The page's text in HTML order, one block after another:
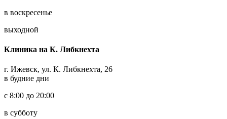
в воскресенье
выходной
Клиника на К. Либкнехта
г. Ижевск, ул. К. Либкнехта, 26
в будние дни
с 8:00 до 20:00
в субботу